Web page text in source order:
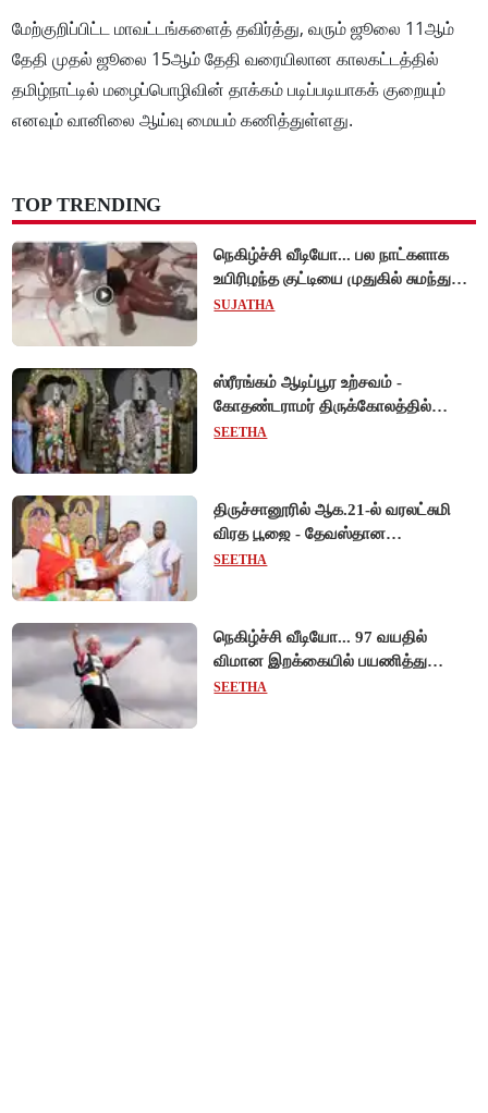
மேற்குறிப்பிட்ட மாவட்டங்களைத் தவிர்த்து, வரும் ஜூலை 11ஆம்
தேதி முதல் ஜூலை 15ஆம் தேதி வரையிலான காலகட்டத்தில்
தமிழ்நாட்டில் மழைப்பொழிவின் தாக்கம் படிப்படியாகக் குறையும்
எனவும் வானிலை ஆய்வு மையம் கணித்துள்ளது.
TOP TRENDING
நெகிழ்ச்சி வீடியோ... பல நாட்களாக
உயிரிழந்த குட்டியை முதுகில் சுமந்து
நீந்திய டால்பின்... உலகை உலுக்கிய
SUJATHA
ஸ்ரீரங்கம் ஆடிப்பூர உற்சவம் -
கோதண்டராமர் திருக்கோலத்தில்
ஆண்டாள் நாச்சியார்!
SEETHA
திருச்சானூரில் ஆக.21-ல் வரலட்சுமி
விரத பூஜை - தேவஸ்தான
அறங்காவலர் குழு தலைவருக்கு
SEETHA
நெகிழ்ச்சி வீடியோ... 97 வயதில்
விமான இறக்கையில் பயணித்து
கின்னஸ் சாதனை படைத்த பிரிட்டன்
SEETHA